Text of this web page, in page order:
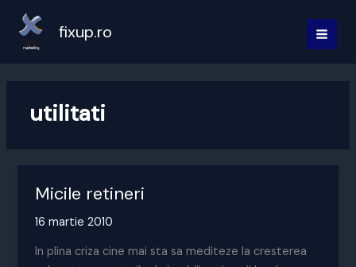
content
fixup.ro
utilitati
Micile retineri
16 martie 2010
In plina criza cine mai sta sa mediteze la cresterea